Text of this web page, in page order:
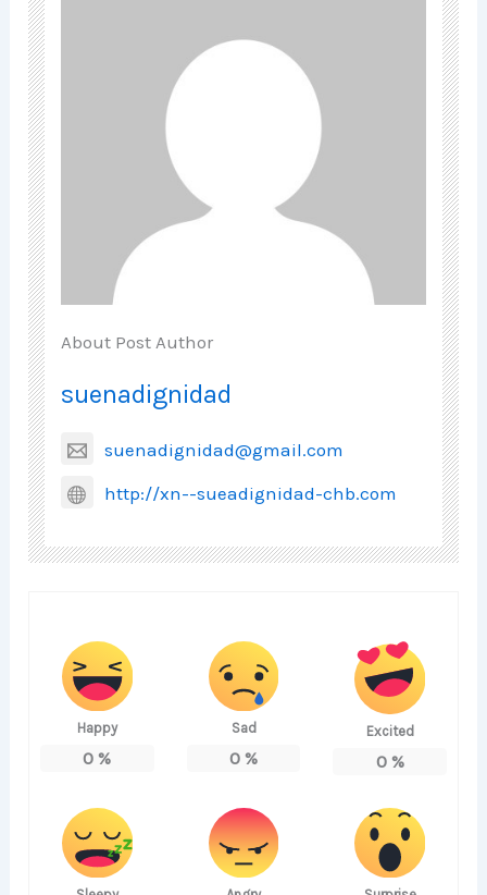
About Post Author
suenadignidad
suenadignidad@gmail.com
http://xn--sueadignidad-chb.com
Happy
0 %
Sad
0 %
Excited
0%